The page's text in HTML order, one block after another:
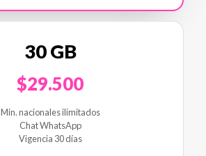
30 GB
$29.500
Min. nacionales ilimitados
Chat WhatsApp
Vigencia 30 días